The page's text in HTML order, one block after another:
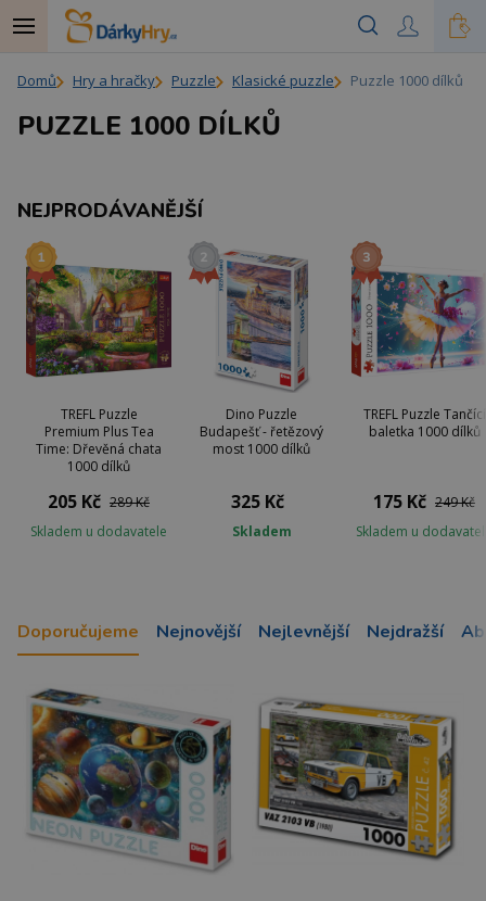
Domů Hry a hračky Puzzle Klasické puzzle Puzzle 1000 dílků
PUZZLE 1000 DÍLKŮ
NEJPRODÁVANĚJŠÍ
TREFL Puzzle
Premium Plus Tea
Time: Dřevěná chata
1000 dílků
205 Kč 289 Kč
Skladem u dodavatele
Dino Puzzle
Budapešť - řetězový
most 1000 dílků
325 Kč
Skladem
TREFL Puzzle Tančící
baletka 1000 dílků
175 Kč 249 Kč
Skladem u
Doporučujeme Nejnovější Nejlevnější Nejdražší